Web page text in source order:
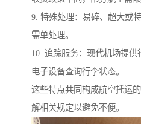
9. 特殊处理：易碎、超大或
需单处理。
10. 追踪服务：现代机场提
电子设备查询行李状态。
这些特点共同构成航空托运
解相关规定以避免不便。